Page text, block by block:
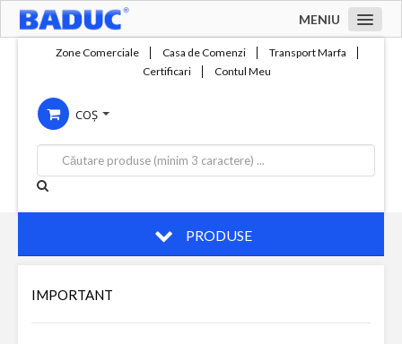
MENIU
Compania
Servicii
Productie
Contact
Zone Comerciale Casa de Comenzi
Transport Marfa
Certificari
Contul Meu
COȘ
PRODUSE
IMPORTANT